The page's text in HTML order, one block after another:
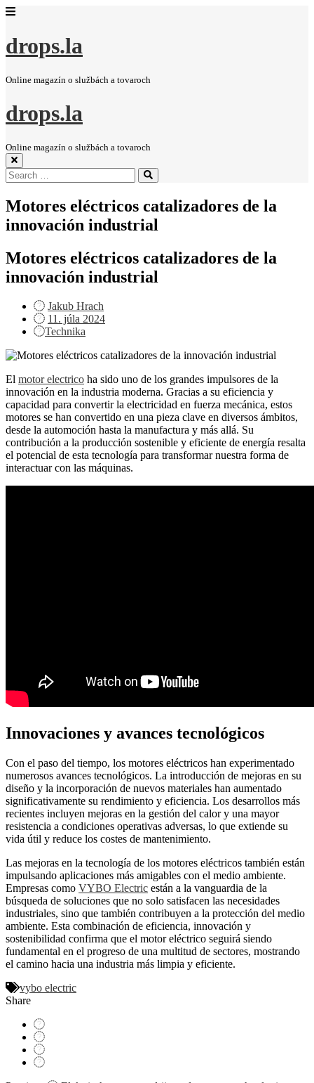
drops.la
Online magazín o službách a tovaroch
drops.la
Online magazín o službách a tovaroch
Search
for:
Search
Motores eléctricos catalizadores de la
innovación industrial
Motores eléctricos catalizadores de la
innovación industrial
Jakub Hrach
Posted
on
11. júla 2024
Technika
El motor electrico ha sido uno de los grandes impulsores de la
innovación en la industria moderna. Gracias a su eficiencia y
capacidad para convertir la electricidad en fuerza mecánica, estos
motores se han convertido en una pieza clave en diversos ámbitos,
desde la automoción hasta la manufactura y más allá. Su
contribución a la producción sostenible y eficiente de energía resalta
el potencial de esta tecnología para transformar nuestra forma de
interactuar con las máquinas.
Innovaciones y avances tecnológicos
Con el paso del tiempo, los motores eléctricos han experimentado
numerosos avances tecnológicos. La introducción de mejoras en su
diseño y la incorporación de nuevos materiales han aumentado
significativamente su rendimiento y eficiencia. Los desarrollos más
recientes incluyen mejoras en la gestión del calor y una mayor
resistencia a condiciones operativas adversas, lo que extiende su
vida útil y reduce los costes de mantenimiento.
Las mejoras en la tecnología de los motores eléctricos también están
impulsando aplicaciones más amigables con el medio ambiente.
Empresas como VYBO Electric están a la vanguardia de la
búsqueda de soluciones que no solo satisfacen las necesidades
industriales, sino que también contribuyen a la protección del medio
ambiente. Esta combinación de eficiencia, innovación y
sostenibilidad confirma que el motor eléctrico seguirá siendo
fundamental en el progreso de una multitud de sectores, mostrando
el camino hacia una industria más limpia y eficiente.
vybo electric
Share